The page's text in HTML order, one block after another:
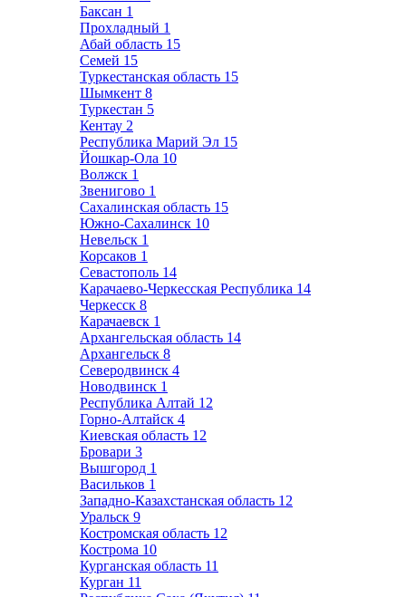
Баксан 1
Прохладный 1
Абай область 15
Семей 15
Туркестанская область 15
Шымкент 8
Туркестан 5
Кентау 2
Республика Марий Эл 15
Йошкар-Ола 10
Волжск 1
Звенигово 1
Сахалинская область 15
Южно-Сахалинск 10
Невельск 1
Корсаков 1
Севастополь 14
Карачаево-Черкесская Республика 14
Черкесск 8
Карачаевск 1
Архангельская область 14
Архангельск 8
Северодвинск 4
Новодвинск 1
Республика Алтай 12
Горно-Алтайск 4
Киевская область 12
Бровари 3
Вышгород 1
Васильков 1
Западно-Казахстанская область 12
Уральск 9
Костромская область 12
Кострома 10
Курганская область 11
Курган 11